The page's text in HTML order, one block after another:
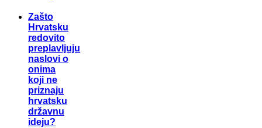
Zašto
Hrvatsku
redovito
preplavljuju
naslovi o
onima
koji ne
priznaju
hrvatsku
državnu
ideju?